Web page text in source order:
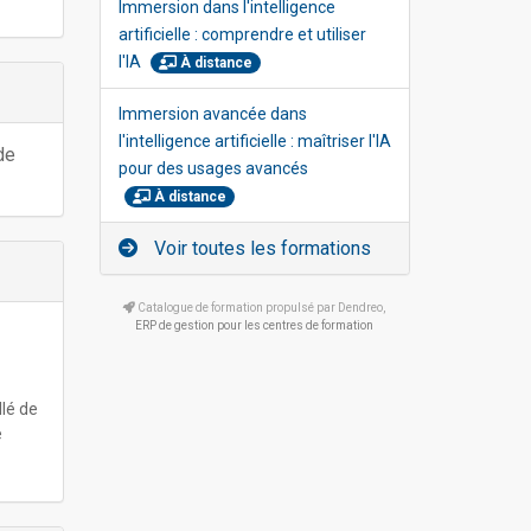
de
Immersion dans l'intelligence
artificielle : comprendre et utiliser
l'IA
À distance
Immersion avancée dans
l'intelligence artificielle : maîtriser l'IA
pour des usages avancés
À distance
Voir toutes les formations
Catalogue de formation propulsé par Dendreo,
ERP de gestion pour les centres de formation